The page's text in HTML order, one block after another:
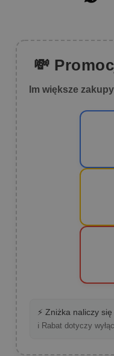
💸
Im większe
⚡ Zniżka naliczy
ℹ️ Rabat dotyczy